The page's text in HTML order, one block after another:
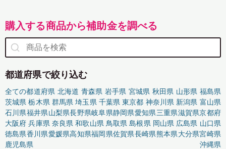
購入する商品から補助金を調べる
都道府県で絞り込む
全ての都道府県 北海道 青森県 岩手県 宮城県 秋田県 山形県 福島県
茨城県 栃木県 群馬県 埼玉県 千葉県 東京都 神奈川県 新潟県 富山県
石川県福井県山梨県長野県岐阜県静岡県愛知県三重県滋賀県京都府
大阪府 兵庫県 奈良県 和歌山県 鳥取県 島根県 岡山県 広島県 山口県
徳島県香川県愛媛県高知県福岡県佐賀県長崎県熊本県大分県宮崎県
鹿児島県
沖縄県